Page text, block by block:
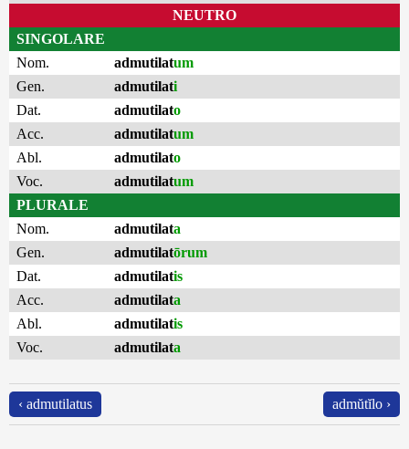
NEUTRO
SINGOLARE
Nom.
admutilatum
Gen.
admutilati
Dat.
admutilato
Acc.
admutilatum
Abl.
admutilato
Voc.
admutilatum
PLURALE
Nom.
admutilata
Gen.
admutilatōrum
Dat.
admutilatis
Acc.
admutilata
Abl.
admutilatis
Voc.
admutilata
‹ admutilatus admŭtĭlo ›